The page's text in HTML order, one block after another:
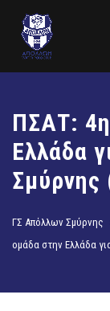
ΠΣΑΤ:
Ελλάδα
Σμύρνης
ΓΣ Απόλλων Σμύρνης
ομάδα στην Ελλάδα